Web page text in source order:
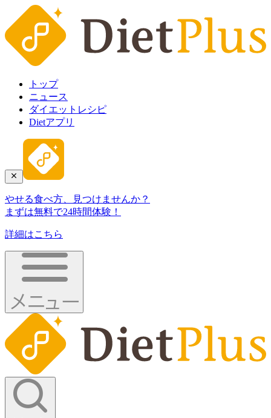
トップ
ニュース
ダイエットレシピ
Dietアプリ
やせる食べ方、見つけませんか？
まずは無料で24時間体験！
詳細はこちら